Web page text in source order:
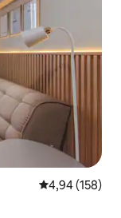
Classificação
4,94 (158)